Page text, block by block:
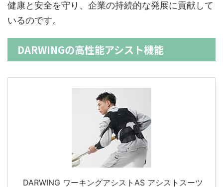
健康と安全を守り、企業の持続的な発展に貢献して
いるのです。
DARWINGの高性能アシスト機能
DARWING ワーキングアシストAS アシストスーツ